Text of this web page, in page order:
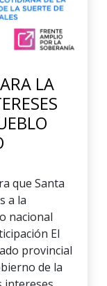
LA
que Santa
a la
nacional
El
provincial
de la